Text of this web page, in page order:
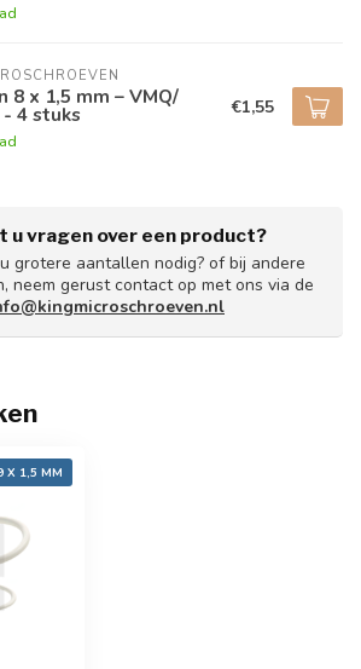
8 x 1,5 mm – VMQ/
4 stuks €1,55
u vragen over een product?
grotere aantallen nodig? of bij andere
neem gerust contact op met ons via de
X 1,5 MM